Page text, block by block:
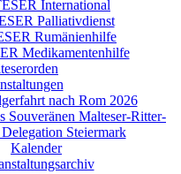
International
Palliativdienst
Rumänienhilfe
Medikamentenhilfe
nach Rom 2026
Souveränen Malteser-Ritter-
Steiermark
Kalender